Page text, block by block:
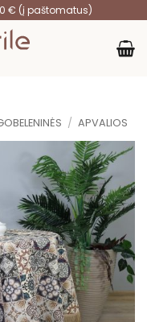
€ (į paštomatus)
/ APVALIOS